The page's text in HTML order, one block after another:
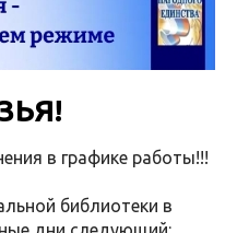
в графике работы!!!
библиотеки в